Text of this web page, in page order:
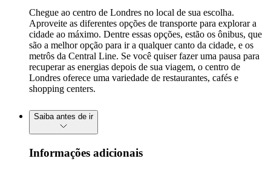
Chegue ao centro de Londres no local de sua escolha.
Aproveite as diferentes opções de transporte para explorar a
cidade ao máximo. Dentre essas opções, estão os ônibus, que
são a melhor opção para ir a qualquer canto da cidade, e os
metrôs da Central Line. Se você quiser fazer uma pausa para
recuperar as energias depois de sua viagem, o centro de
Londres oferece uma variedade de restaurantes, cafés e
shopping centers.
Saiba antes de ir
Informações adicionais